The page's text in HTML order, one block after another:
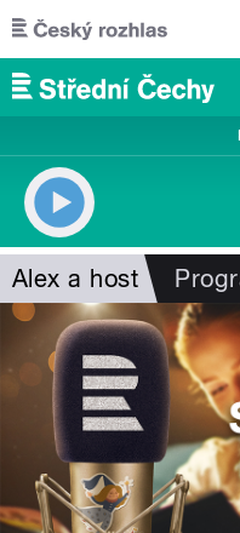
Přejít k hlavnímu obsahu
Alex a host